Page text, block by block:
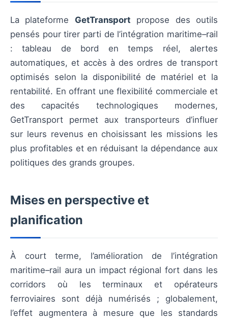
La plateforme GetTransport propose des outils
pensés pour tirer parti de l’intégration maritime–rail
: tableau de bord en temps réel, alertes
automatiques, et accès à des ordres de transport
optimisés selon la disponibilité de matériel et la
rentabilité. En offrant une flexibilité commerciale et
des capacités technologiques modernes,
GetTransport permet aux transporteurs d’influer
sur leurs revenus en choisissant les missions les
plus profitables et en réduisant la dépendance aux
politiques des grands groupes.
Mises en perspective et
planification
À court terme, l’amélioration de l’intégration
maritime–rail aura un impact régional fort dans les
corridors où les terminaux et opérateurs
ferroviaires sont déjà numérisés ; globalement,
l’effet augmentera à mesure que les standards